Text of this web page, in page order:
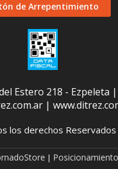
de Arrepentimiento
Estero 218 - Ezpeleta
|
los derechos Reservados
|